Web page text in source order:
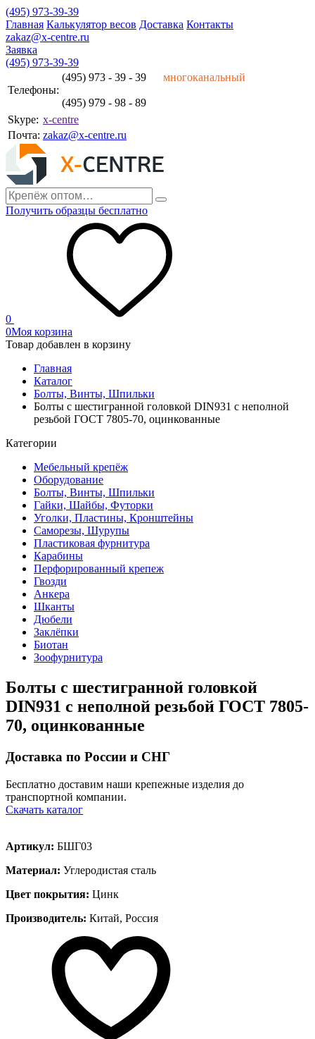
(495) 973-39-39
Главная Калькулятор весов Доставка Контакты
zakaz@x-centre.ru
Заявка
(495) 973-39-39
Телефоны:
(495) 973 - 39 - 39 многоканальный
(495) 979 - 98 - 89
Skype: x-centre
Почта: zakaz@x-centre.ru
Получить образцы бесплатно
0
0Моя корзина
Товар добавлен в корзину
Главная
Каталог
Болты, Винты, Шпильки
Болты с шестигранной головкой DIN931 с неполной
резьбой ГОСТ 7805-70, оцинкованные
Категории
Мебельный крепёж
Оборудование
Болты, Винты, Шпильки
Гайки, Шайбы, Футорки
Уголки, Пластины, Кронштейны
Саморезы, Шурупы
Пластиковая фурнитура
Карабины
Перфорированный крепеж
Гвозди
Анкера
Шканты
Дюбели
Заклёпки
Биотан
Зоофурнитура
Болты с шестигранной головкой
DIN931 с неполной резьбой ГОСТ 7805-
70, оцинкованные
Доставка по России и СНГ
Бесплатно доставим наши крепежные изделия до
транспортной компании.
Скачать каталог
Артикул: БШГ03
Материал: Углеродистая сталь
Цвет покрытия: Цинк
Производитель: Китай, Россия